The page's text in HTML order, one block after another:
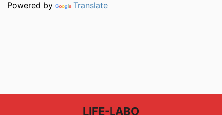
Powered by Translate
LIFE-LABO